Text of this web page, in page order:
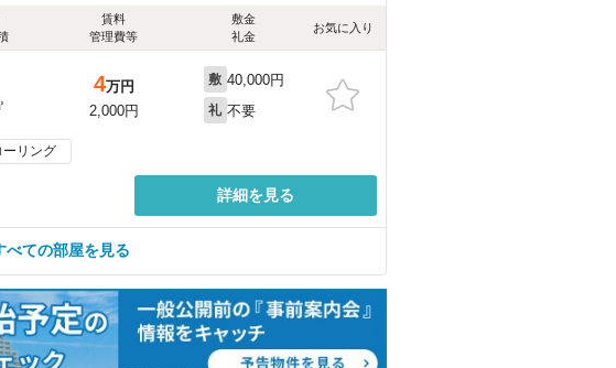
賃料
管理費等
敷金
礼金
お気に入り
4万円
2,000円
敷 40,000円
礼 不要
ーリング
詳細を見る
べての部屋を見る